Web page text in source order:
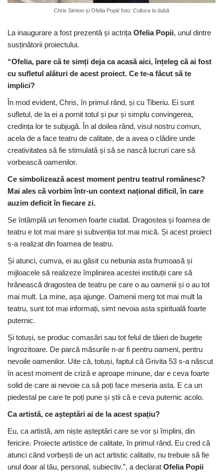
Chris Simion și Ofelia Popii/ foto: Cultura la dubă
La inaugurare a fost prezentă și actrița Ofelia Popii, unul dintre
susținătorii proiectului.
“Ofelia, pare că te simți deja ca acasă aici, înțeleg că ai fost
cu sufletul alături de acest proiect. Ce te-a făcut să te
implici?
În mod evident, Chris, în primul rând, și cu Tiberiu. Ei sunt
sufletul, de la ei a pornit totul și pur și simplu convingerea,
credința lor te subjugă. În al doilea rând, visul nostru comun,
acela de a face teatru de calitate, de a avea o clădire unde
creativitatea să fie stimulată și să se nască lucruri care să
vorbească oamenilor.
Ce simbolizează acest moment pentru teatrul românesc?
Mai ales că vorbim într-un context național dificil, în care
auzim deficit în fiecare zi.
Se întâmplă un fenomen foarte ciudat. Dragostea și foamea de
teatru e tot mai mare și subvenția tot mai mică. Și acest proiect
s-a realizat din foamea de teatru.
Și atunci, cumva, ei au găsit cu nebunia asta frumoasă și
mijloacele să realizeze împlinirea acestei instituții care să
hrănească dragostea de teatru pe care o au oamenii și o au tot
mai mult. La mine, așa ajunge. Oamenii merg tot mai mult la
teatru, sunt tot mai informați, simt nevoia asta spirituală foarte
puternic.
Și totuși, se produc comasări sau tot felul de tăieri de bugete
îngrozitoare. De parcă măsurile n-ar fi pentru oameni, pentru
nevoile oamenilor. Uite că, totuși, faptul că Grivita 53 s-a născut
în acest moment de criză e aproape minune, dar e ceva foarte
solid de care ai nevoie ca să poți face meseria asta. E ca un
piedestal pe care te poți pune și știi că e ceva puternic acolo.
Ca artistă, ce așteptări ai de la acest spațiu?
Eu, ca artistă, am niște așteptări care se vor și împlini, din
fericire. Proiecte artistice de calitate, în primul rând. Eu cred că
atunci când vorbești de un act artistic calitativ, nu trebuie să fie
unul doar al tău, personal, subiectiv.”, a declarat Ofelia Popii